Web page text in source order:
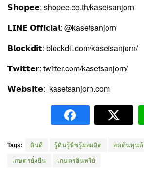
𝗦𝗵𝗼𝗽𝗲𝗲: shopee.co.th/kasetsanjorn
𝗟𝗜𝗡𝗘 𝗢𝗳𝗳𝗶𝗰𝗶𝗮𝗹: @kasetsanjorn
𝗕𝗹𝗼𝗰𝗸𝗱𝗶𝘁: blockdit.com/kasetsanjorn/
𝗧𝘄𝗶𝘁𝘁𝗲𝗿: twitter.com/kasetsanjorn/
𝗪𝗲𝗯𝘀𝗶𝘁𝗲: kasetsanjorn.com
Tags: ดินดี รู้ดินรู้พืชรู้ผลผลิต ลดต้นทุน
เกษตรยั่งยืน เกษตรอินทรีย์